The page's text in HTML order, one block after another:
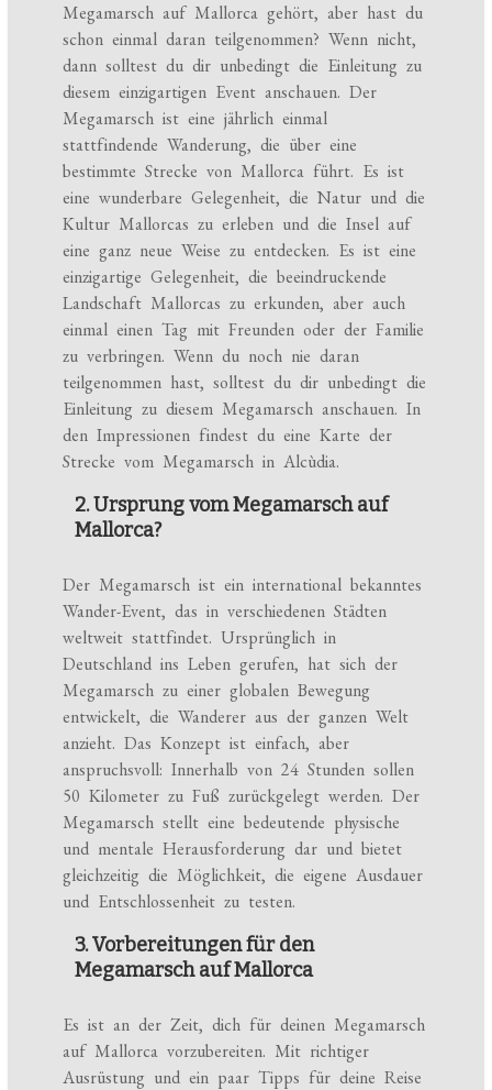
Megamarsch auf Mallorca gehört, aber hast du
schon einmal daran teilgenommen? Wenn nicht,
dann solltest du dir unbedingt die Einleitung zu
diesem einzigartigen Event anschauen. Der
Megamarsch ist eine jährlich einmal
stattfindende Wanderung, die über eine
bestimmte Strecke von Mallorca führt. Es ist
eine wunderbare Gelegenheit, die Natur und die
Kultur Mallorcas zu erleben und die Insel auf
eine ganz neue Weise zu entdecken. Es ist eine
einzigartige Gelegenheit, die beeindruckende
Landschaft Mallorcas zu erkunden, aber auch
einmal einen Tag mit Freunden oder der Familie
zu verbringen. Wenn du noch nie daran
teilgenommen hast, solltest du dir unbedingt die
Einleitung zu diesem Megamarsch anschauen. In
den Impressionen findest du eine Karte der
Strecke vom Megamarsch in Alcùdia.
2. Ursprung vom Megamarsch auf
Mallorca?
Der Megamarsch ist ein international bekanntes
Wander-Event, das in verschiedenen Städten
weltweit stattfindet. Ursprünglich in
Deutschland ins Leben gerufen, hat sich der
Megamarsch zu einer globalen Bewegung
entwickelt, die Wanderer aus der ganzen Welt
anzieht. Das Konzept ist einfach, aber
anspruchsvoll: Innerhalb von 24 Stunden sollen
50 Kilometer zu Fuß zurückgelegt werden. Der
Megamarsch stellt eine bedeutende physische
und mentale Herausforderung dar und bietet
gleichzeitig die Möglichkeit, die eigene Ausdauer
und Entschlossenheit zu testen.
3. Vorbereitungen für den
Megamarsch auf Mallorca
Es ist an der Zeit, dich für deinen Megamarsch
auf Mallorca vorzubereiten. Mit richtiger
Ausrüstung und ein paar Tipps für deine Reise